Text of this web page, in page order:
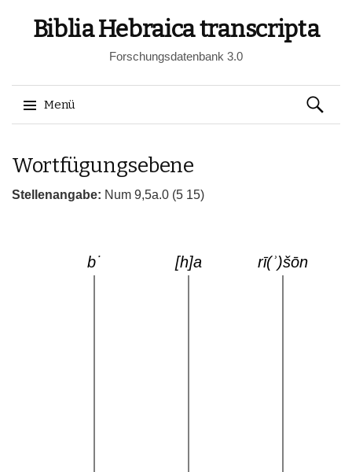
Biblia Hebraica transcripta
Forschungsdatenbank 3.0
Menü
zum
Suchen
nach:
Wortfügungsebene
Stellenangabe: Num 9,5a.0 (5 15)